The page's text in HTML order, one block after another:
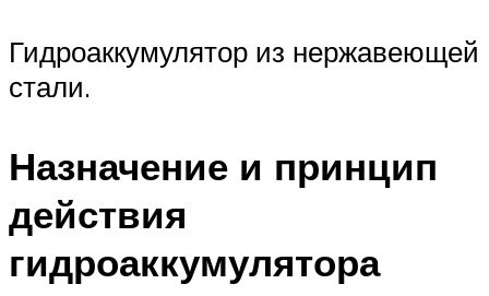
Гидроаккумулятор из нержавеющей
стали.
Назначение и принцип
действия
гидроаккумулятора